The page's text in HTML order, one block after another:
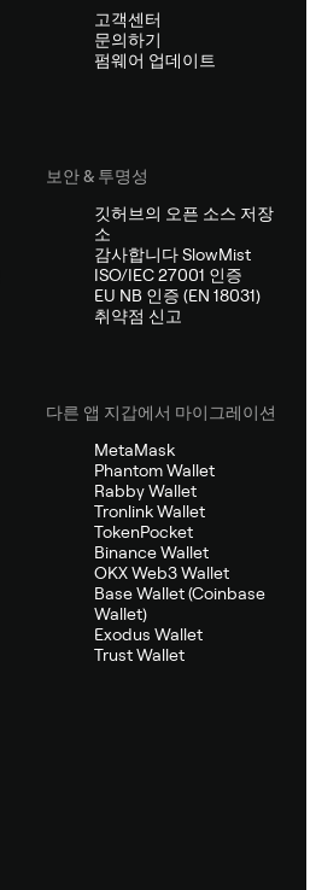
고객센터
문의하기
펌웨어 업데이트
보안 & 투명성
깃허브의 오픈 소스 저장
소
감사합니다 SlowMist
ISO/IEC 27001 인증
EU NB 인증 (EN 18031)
취약점 신고
다른 앱 지갑에서 마이그레이션
MetaMask
Phantom Wallet
Rabby Wallet
Tronlink Wallet
TokenPocket
Binance Wallet
OKX Web3 Wallet
Base Wallet (Coinbase
Wallet)
Exodus Wallet
Trust Wallet